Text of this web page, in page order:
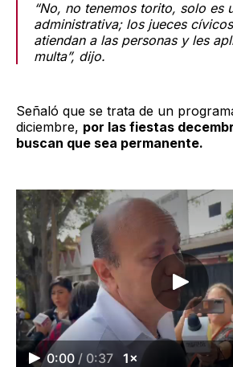
“No, no tenemos torito, solo es
administrativa; los jueces
atiendan a las personas y les
multa”, dijo.
Señaló que se trata de un
diciembre, por las fiestas
buscan que sea permanente.
0:00 / 0:37 1×